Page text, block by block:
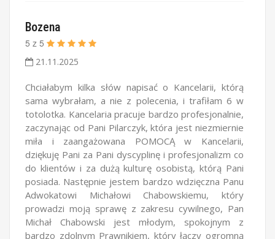
Bozena
5 z 5
21.11.2025
Chciałabym kilka słów napisać o Kancelarii, którą
sama wybrałam, a nie z polecenia, i trafiłam 6 w
totolotka. Kancelaria pracuje bardzo profesjonalnie,
zaczynając od Pani Pilarczyk, która jest niezmiernie
miła i zaangażowana POMOCĄ w Kancelarii,
dziękuję Pani za Pani dyscyplinę i profesjonalizm co
do klientów i za dużą kulturę osobistą, którą Pani
posiada. Następnie jestem bardzo wdzięczna Panu
Adwokatowi Michałowi Chabowskiemu, który
prowadzi moją sprawę z zakresu cywilnego, Pan
Michał Chabowski jest młodym, spokojnym z
bardzo zdolnym Prawnikiem, który łączy ogromną